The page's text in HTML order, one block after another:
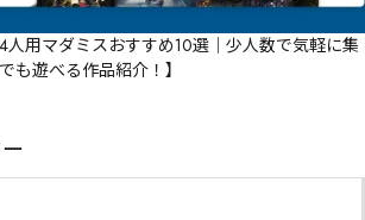
人用マダミスおすすめ10選｜少人数で気軽に集
も遊べる作品紹介！】